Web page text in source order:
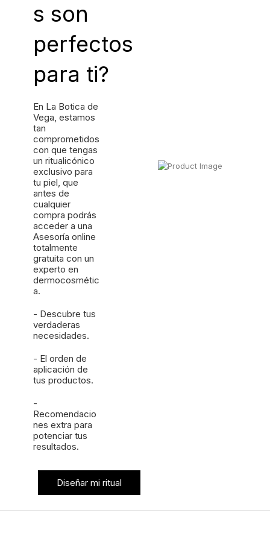
s son
perfectos
para ti?
En La Botica de
Vega, estamos
tan
comprometidos
con que tengas
un ritualicónico
exclusivo para
tu piel, que
antes de
cualquier
compra podrás
acceder a una
Asesoría online
totalmente
gratuita con un
experto en
dermocosmétic
a.
- Descubre tus
verdaderas
necesidades.
- El orden de
aplicación de
tus productos.
-
Recomendacio
nes extra para
potenciar tus
resultados.
Diseñar mi ritual